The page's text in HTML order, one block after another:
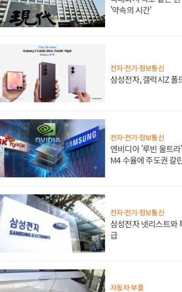
'약속의 시간'
전자·전기·정보통신
삼성전자, 갤럭시Z
전자·전기·정보통신
엔비디아 '루빈 울트
M4 수율에 주도권 갈
전자·전기·정보통신
삼성전자 넷리스트와
급
자동차·부품